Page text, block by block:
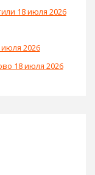
18 июля 2026
2026
18 июля 2026